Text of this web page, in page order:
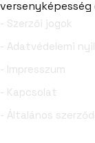
versenyképesség
- Szerzői jogok
- Adatvédelemi
- Impresszum
- Kapcsolat
- Általános